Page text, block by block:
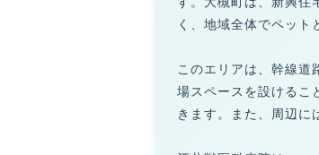
く、地域全体でペット
このエリアは、幹線道
場スペースを設けるこ
きます。また、周辺に